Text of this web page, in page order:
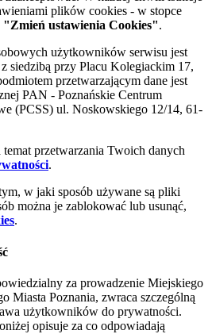
plików cookies - w stopce
"Zmień ustawienia Cookies".
użytkowników serwisu jest
siedzibą przy Placu Kolegiackim 17,
przetwarzającym dane jest
PAN - Poznańskie Centrum
(PCSS) ul. Noskowskiego 12/14, 61-
temat przetwarzania Twoich danych
.
w jaki sposób używane są pliki
można je zablokować lub usunąć,
.
za prowadzenie Miejskiego
Miasta Poznania, zwraca szczególną
użytkowników do prywatności.
opisuje za co odpowiadają